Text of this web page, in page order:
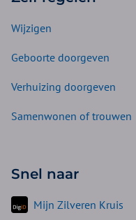
Wijzigen
Geboorte doorgeven
Verhuizing doorgeven
Samenwonen of trouwen
Snel naar
Mijn Zilveren Kruis